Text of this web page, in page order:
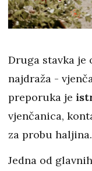
Druga stavka je
najdraža -
preporuka je
vjenčanica,
za probu haljina.
Jedna od